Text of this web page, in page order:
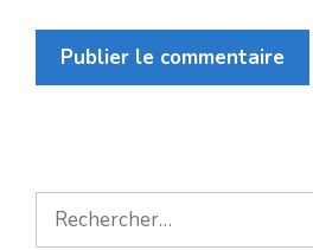
Rechercher :